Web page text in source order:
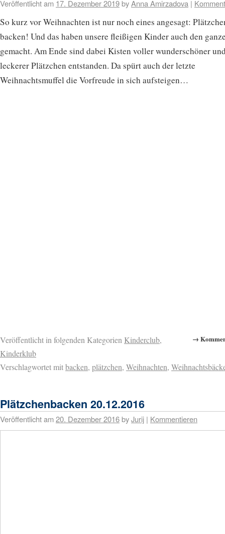
Veröffentlicht am 17. Dezember 2019byAnna Amirzadova |
So kurz vor Weihnachten ist nur noch eines angesagt:
backen! Und das haben unsere fleißigen Kinder auch den
gemacht. Am Ende sind dabei Kisten voller wunderschöner
leckerer Plätzchen entstanden. Da spürt auch der letzte
Weihnachtsmuffel die Vorfreude in sich aufsteigen…
→
Veröffentlicht in folgenden Kategorien Kinderclub,
Kinderklub
Verschlagwortet mitbacken, plätzchen, Weihnachten,
Plätzchenbacken 20.12.2016
Veröffentlicht am20. Dezember 2016byJurij | Kommentieren